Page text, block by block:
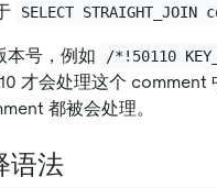
SELECT
本号，例如 /*!50110
才会处理这个
都被会处理。
语法